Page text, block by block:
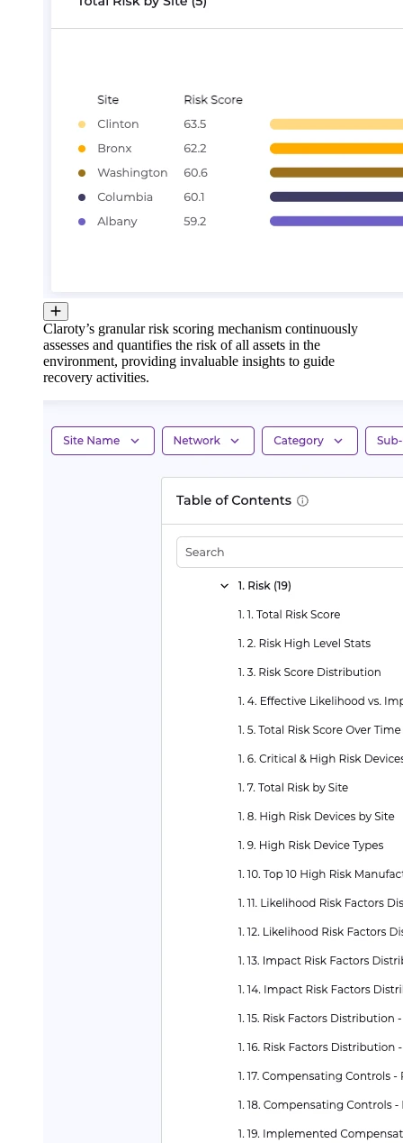
Claroty’s granular risk scoring mechanism continuously
assesses and quantifies the risk of all assets in the
environment, providing invaluable insights to guide
recovery activities.